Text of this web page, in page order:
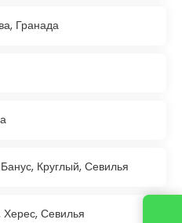
Гранада
Круглый, Севилья
Севилья